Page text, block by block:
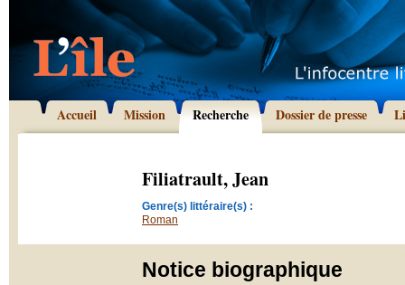
Accueil Mission Recherche Dossier de presse
Filiatrault, Jean
Genre(s) littéraire(s) :
Roman
Notice biographique